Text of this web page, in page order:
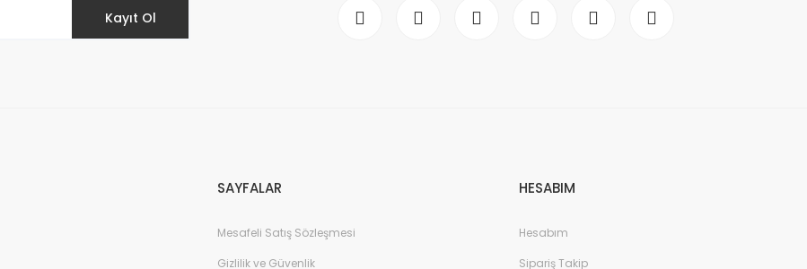
Kayıt Ol
SAYFALAR
Mesafeli Satış Sözleşmesi
Gizlilik ve Güvenlik
HESABIM
Hesabım
Sipariş Takip